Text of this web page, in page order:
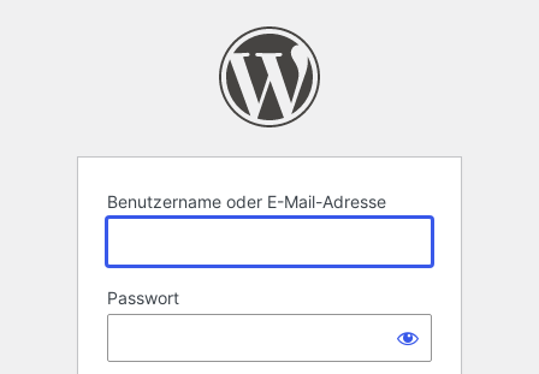
Benutzername oder E-Mail-Adresse
Passwort